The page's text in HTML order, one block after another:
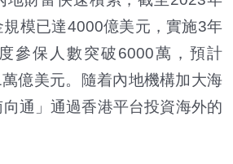
規模已達4000億美元，實施3年
參保人數突破6000萬，預計
億美元。隨着內地機構加大海
通」通過香港平台投資海外的